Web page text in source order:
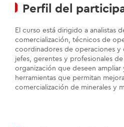
Perfil del
El curso está dirigido a analistas
comercialización, técnicos de
coordinadores de operaciones y
jefes, gerentes y profesionales
organización que deseen
herramientas que permitan
comercialización de minerales y